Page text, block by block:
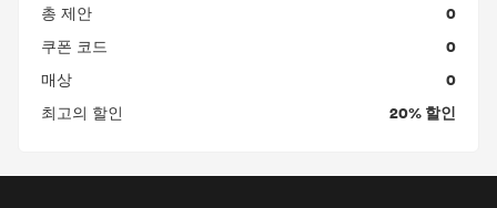
총 제안 0
쿠폰 코드 0
매상 0
최고의 할인 20% 할인